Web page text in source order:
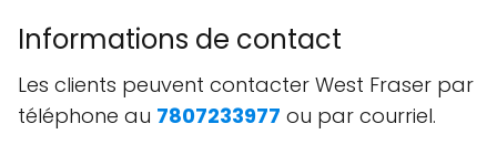
Informations de contact
Les clients peuvent contacter West Fraser par
téléphone au 7807233977 ou par courriel.